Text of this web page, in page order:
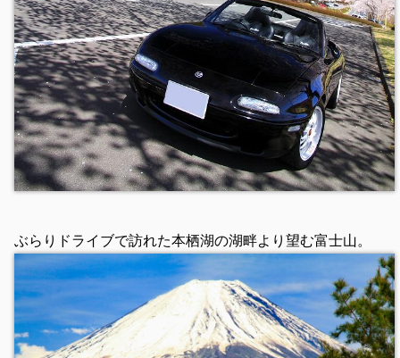
ぶらりドライブで訪れた本栖湖の湖畔より望む富士山。